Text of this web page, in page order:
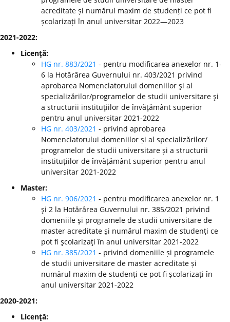
acreditate și numărul maxim de studenți ce pot fi
școlarizați în anul universitar 2022—2023
2021-2022:
Licenţă:
HG nr. 883/2021 - pentru modificarea anexelor nr. 1-
6 la Hotărârea Guvernului nr. 403/2021 privind
aprobarea Nomenclatorului domeniilor şi al
specializărilor/programelor de studii universitare şi
a structurii instituţiilor de învăţământ superior
pentru anul universitar 2021-2022
HG nr. 403/2021 - privind aprobarea
Nomenclatorului domeniilor și al specializărilor/
programelor de studii universitare și a structurii
instituțiilor de învățământ superior pentru anul
universitar 2021-2022
Master:
HG nr. 906/2021 - pentru modificarea anexelor nr. 1
şi 2 la Hotărârea Guvernului nr. 385/2021 privind
domeniile şi programele de studii universitare de
master acreditate şi numărul maxim de studenţi ce
pot fi şcolarizaţi în anul universitar 2021-2022
HG nr. 385/2021 - privind domeniile și programele
de studii universitare de master acreditate și
numărul maxim de studenți ce pot fi școlarizați în
anul universitar 2021-2022
2020-2021:
Licenţă: